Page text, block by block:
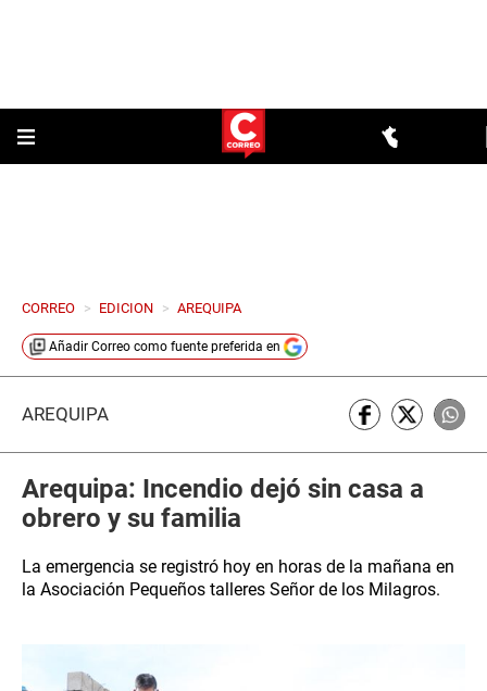
CORREO > EDICION > AREQUIPA
Añadir Correo como fuente preferida en
AREQUIPA
Arequipa: Incendio dejó sin casa a
obrero y su familia
La emergencia se registró hoy en horas de la mañana en
la Asociación Pequeños talleres Señor de los Milagros.